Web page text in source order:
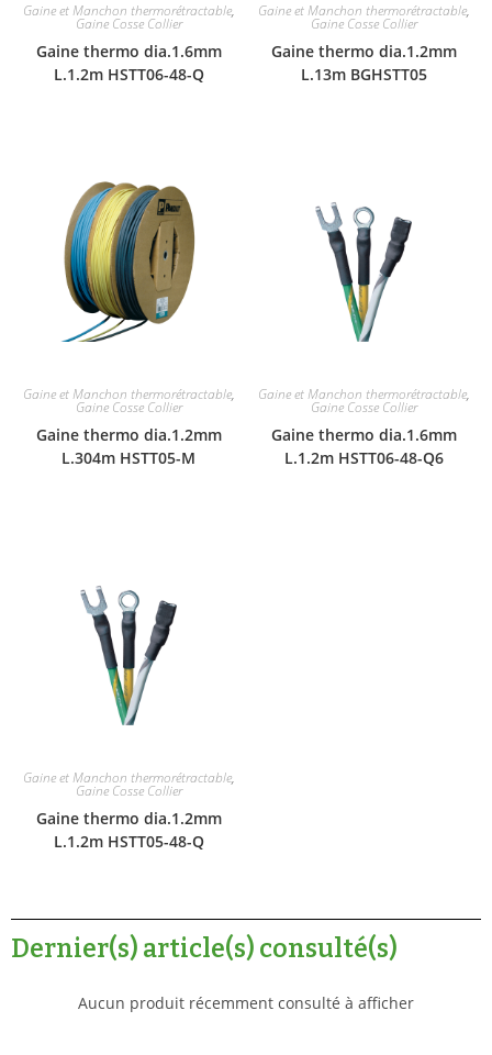
Gaine et Manchon thermorétractable,
Gaine Cosse Collier
Gaine thermo dia.1.6mm
L.1.2m HSTT06-48-Q
Gaine et Manchon thermorétractable,
Gaine Cosse Collier
Gaine thermo dia.1.2mm
L.13m BGHSTT05
Gaine et Manchon thermorétractable,
Gaine Cosse Collier
Gaine thermo dia.1.2mm
L.304m HSTT05-M
Gaine et Manchon thermorétractable,
Gaine Cosse Collier
Gaine thermo dia.1.6mm
L.1.2m HSTT06-48-Q6
Gaine et Manchon thermorétractable,
Gaine Cosse Collier
Gaine thermo dia.1.2mm
L.1.2m HSTT05-48-Q
Dernier(s) article(s) consulté(s)
Aucun produit récemment consulté à afficher